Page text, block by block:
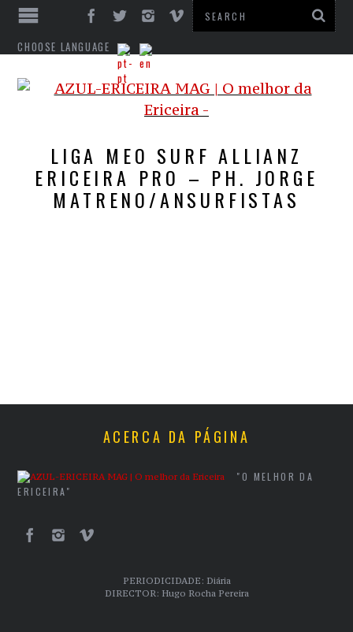
CHOOSE LANGUAGE
LIGA MEO SURF ALLIANZ
ERICEIRA PRO – PH. JORGE
MATRENO/ANSURFISTAS
ACERCA DA PÁGINA
"O MELHOR DA
ERICEIRA"
PERIODICIDADE: Diária
DIRECTOR: Hugo Rocha Pereira